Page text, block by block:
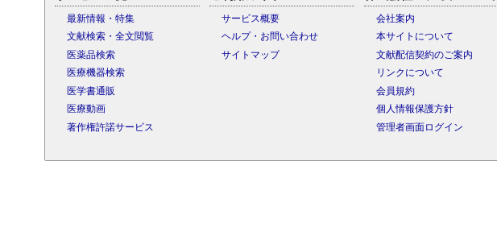
最新情報・特集
文献検索・全文閲覧
医薬品検索
医療機器検索
医学書通販
医療動画
著作権許諾サービス
サービス概要
ヘルプ・お問い合わせ
サイトマップ
会社案内
本サイトについて
文献配信契約のご案内
リンクについて
会員規約
個人情報保護方針
管理者画面ログイン